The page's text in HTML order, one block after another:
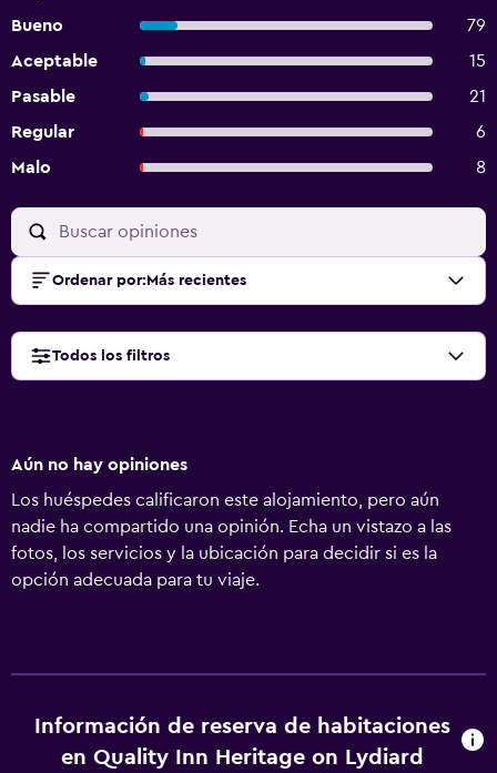
Bueno
79
Aceptable
15
Pasable
21
Regular
6
Malo
8
Ordenar por: Más recientes
Todos los filtros
Aún no hay opiniones
Los huéspedes calificaron este alojamiento, pero aún
nadie ha compartido una opinión. Echa un vistazo a las
fotos, los servicios y la ubicación para decidir si es la
opción adecuada para tu viaje.
Información de reserva de habitaciones
en Quality Inn Heritage on Lydiard